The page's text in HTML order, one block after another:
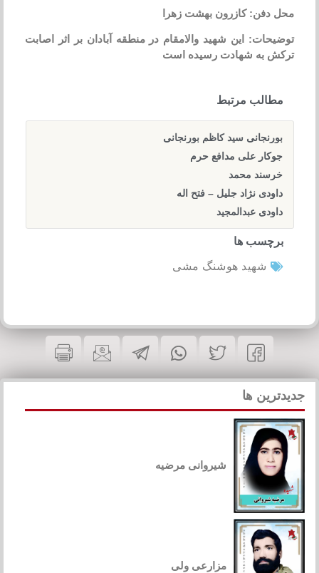
محل دفن: کازرون بهشت زهرا
توضیحات: این شهید والامقام در منطقه آبادان بر اثر اصابت
ترکش به شهادت رسیده است
مطالب مرتبط
بورنجانی سید کاظم بورنجانی
جوکار علی مدافع حرم
خرسند محمد
داودی نژاد جلیل – فتح اله
داودی عبدالمجید
برچسب ها
شهید هوشنگ مشی
جدیدترین ها
شیروانی مرضیه
مزارعی ولی